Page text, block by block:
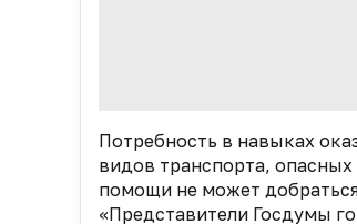
Потребность в навыках
видов транспорта,
помощи не может
«Представители Госдумы